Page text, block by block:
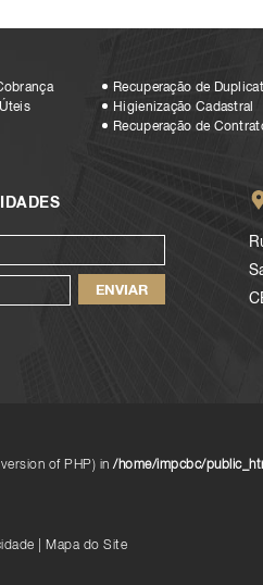
Recuperação de
Higienização Cadastral
Recuperação de
of PHP) in /home/impcbc/
Mapa do Site